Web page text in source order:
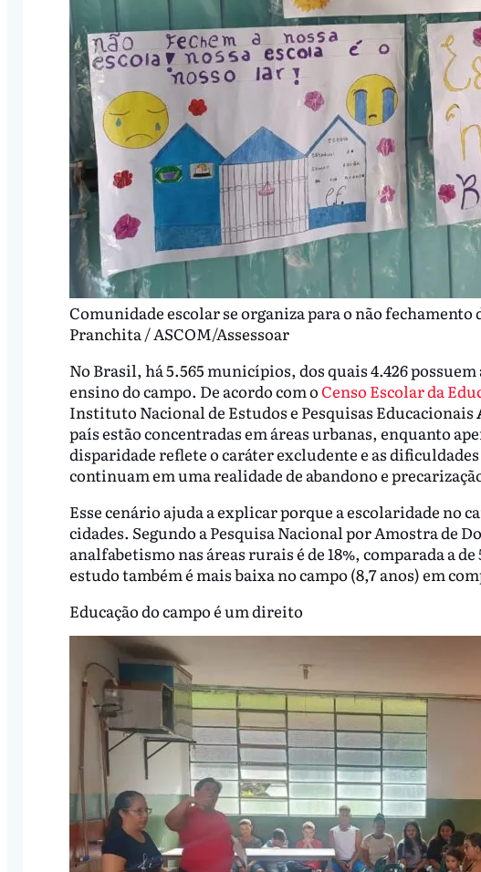
Comunidade escolar se organiza para o não fechamento
Pranchita / ASCOM/Assessoar
No Brasil, há 5.565 municípios, dos quais 4.426
ensino do campo. De acordo com oCenso Escolar da
Instituto Nacional de Estudos e Pesquisas Educacionais
país estão concentradas em áreas urbanas, enquanto
disparidade reflete o caráter excludente e as
continuam em uma realidade de abandono e
Esse cenário ajuda a explicar porque a escolaridade no
cidades. Segundo a Pesquisa Nacional por Amostra de
analfabetismo nas áreas rurais é de 18%, comparada a
estudo também é mais baixa no campo (8,7 anos) em
Educação do campo é um direito